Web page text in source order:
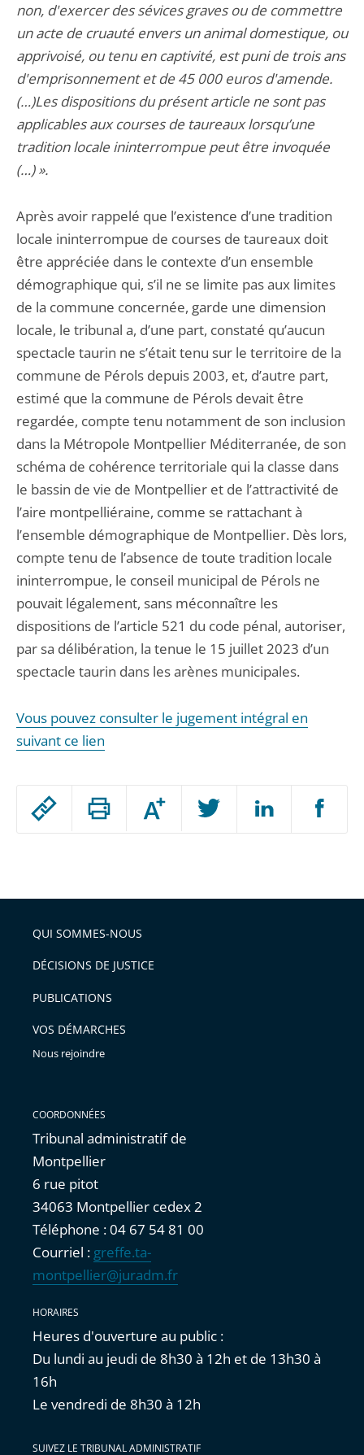
Passer
arriver
après
Augmenter
ou
l'article
pour
avant
non, d'exercer des sévices graves ou de commettre
un acte de cruauté envers un animal domestique, ou
apprivoisé, ou tenu en captivité, est puni de trois ans
d'emprisonnement et de 45 000 euros d'amende.
(…)Les dispositions du présent article ne sont pas
applicables aux courses de taureaux lorsqu’une
tradition locale ininterrompue peut être invoquée
(…) ».
Après avoir rappelé que l’existence d’une tradition
locale ininterrompue de courses de taureaux doit
être appréciée dans le contexte d’un ensemble
démographique qui, s’il ne se limite pas aux limites
de la commune concernée, garde une dimension
locale, le tribunal a, d’une part, constaté qu’aucun
spectacle taurin ne s’était tenu sur le territoire de la
commune de Pérols depuis 2003, et, d’autre part,
estimé que la commune de Pérols devait être
regardée, compte tenu notamment de son inclusion
dans la Métropole Montpellier Méditerranée, de son
schéma de cohérence territoriale qui la classe dans
le bassin de vie de Montpellier et de l’attractivité de
l’aire montpelliéraine, comme se rattachant à
l’ensemble démographique de Montpellier. Dès lors,
compte tenu de l’absence de toute tradition locale
ininterrompue, le conseil municipal de Pérols ne
pouvait légalement, sans méconnaître les
dispositions de l’article 521 du code pénal, autoriser,
par sa délibération, la tenue le 15 juillet 2023 d’un
spectacle taurin dans les arènes municipales.
Vous pouvez consulter le jugement intégral en
suivant ce lien
QUI SOMMES-NOUS
DÉCISIONS DE JUSTICE
PUBLICATIONS
VOS DÉMARCHES
Nous rejoindre
COORDONNÉES
Tribunal administratif de
Montpellier
6 rue pitot
34063 Montpellier cedex 2
Téléphone : 04 67 54 81 00
Courriel : greffe.ta-
montpellier@juradm.fr
HORAIRES
Heures d'ouverture au public :
Du lundi au jeudi de 8h30 à 12h et de 13h30 à
16h
Le vendredi de 8h30 à 12h
SUIVEZ LE TRIBUNAL ADMINISTRATIF